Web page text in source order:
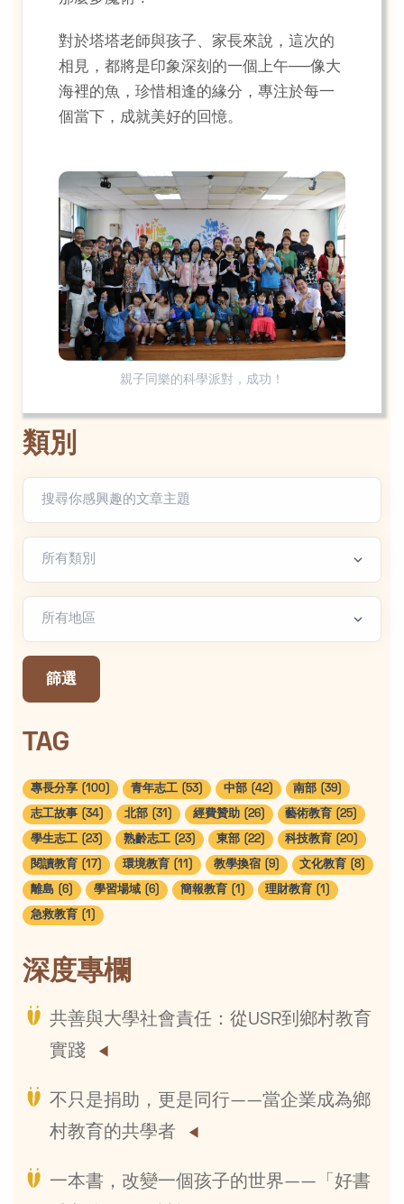
對於塔塔老師與孩子、家長來說，這次的
相見，都將是印象深刻的一個上午──像大
海裡的魚，珍惜相逢的緣分，專注於每一
個當下，成就美好的回憶。
親子同樂的科學派對，成功！
類別
地區篩選
篩選
TAG
專長分享 (100) 青年志工 (53) 中部 (42) 南部 (39)
志工故事 (34) 北部 (31) 經費贊助 (26) 藝術教育 (25)
學生志工 (23) 熟齡志工 (23) 東部 (22) 科技教育 (20)
閱讀教育 (17) 環境教育 (11) 教學換宿 (9) 文化教育 (8)
離島 (6) 學習場域 (6) 簡報教育 (1) 理財教育 (1)
急救教育 (1)
深度專欄
共善與大學社會責任：從USR到鄉村教育
實踐
不只是捐助，更是同行——當企業成為鄉
村教育的共學者
一本書，改變一個孩子的世界——「好書